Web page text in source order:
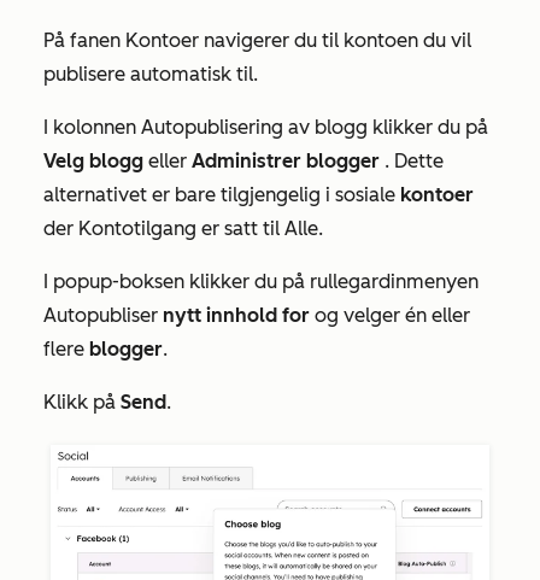
På fanen Kontoer navigerer du til kontoen du vil
publisere automatisk til.
I kolonnen Autopublisering av blogg klikker du på
Velg blogg eller Administrer blogger . Dette
alternativet er bare tilgjengelig i sosiale kontoer
der Kontotilgang er satt til Alle.
I popup-boksen klikker du på rullegardinmenyen
Autopubliser nytt innhold for og velger én eller
flere blogger.
Klikk på Send.